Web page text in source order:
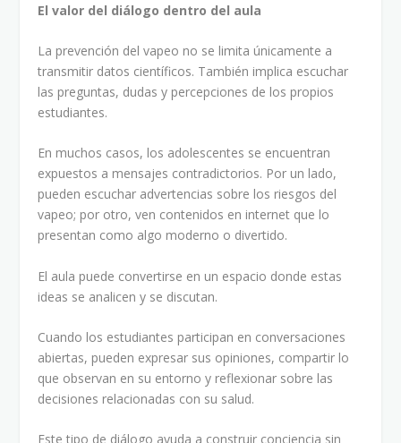
El valor del diálogo dentro del aula
La prevención del vapeo no se limita únicamente a
transmitir datos científicos. También implica escuchar
las preguntas, dudas y percepciones de los propios
estudiantes.
En muchos casos, los adolescentes se encuentran
expuestos a mensajes contradictorios. Por un lado,
pueden escuchar advertencias sobre los riesgos del
vapeo; por otro, ven contenidos en internet que lo
presentan como algo moderno o divertido.
El aula puede convertirse en un espacio donde estas
ideas se analicen y se discutan.
Cuando los estudiantes participan en conversaciones
abiertas, pueden expresar sus opiniones, compartir lo
que observan en su entorno y reflexionar sobre las
decisiones relacionadas con su salud.
Este tipo de diálogo ayuda a construir conciencia sin